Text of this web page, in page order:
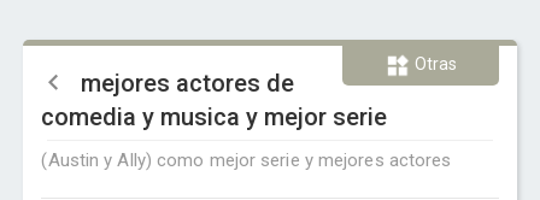
Otras
mejores actores de
comedia y musica y mejor serie
(Austin y Ally) como mejor serie y mejores actores